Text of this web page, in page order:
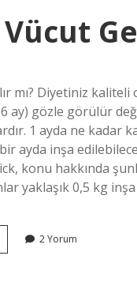
mı? Diyetiniz
ay) gözle görülür
1 ayda ne
ayda inşa
konu hakkında
yaklaşık 0,5 kg
2 Yorum